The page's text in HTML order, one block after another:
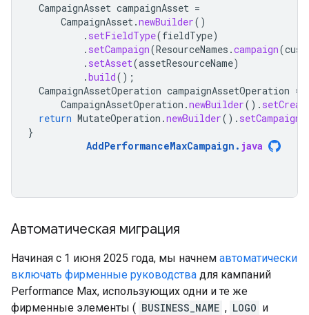
CampaignAsset campaignAsset =
CampaignAsset.newBuilder()
. setFieldType(fieldType)
. setCampaign(ResourceNames .campaign(
. setAsset(assetResourceName)
.build();
CampaignAssetOperation campaignAssetOperation =
CampaignAssetOperation .newBuilder().
return MutateOperation .newBuilder().
}
AddPerformanceMaxCampaign . java
Автоматическая миграция
Начиная с 1 июня 2025 года, мы начнем автоматически
включать фирменные руководства для кампаний
Performance Max, использующих одни и те же
фирменные элементы ( BUSINESS_NAME , LOGO и